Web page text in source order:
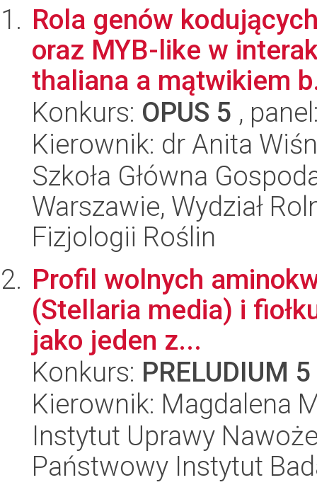
Rola genów
oraz MYB-like w
thaliana a mątwikiem
Konkurs: OPUS 5 ,
Kierownik: dr Anita
Szkoła Główna
Warszawie, Wydział
Fizjologii Roślin
Profil wolnych
(Stellaria media) i
jako jeden z...
Konkurs: PRELUDIUM 5
Kierownik: Magdalena
Instytut Uprawy
Państwowy Instytut